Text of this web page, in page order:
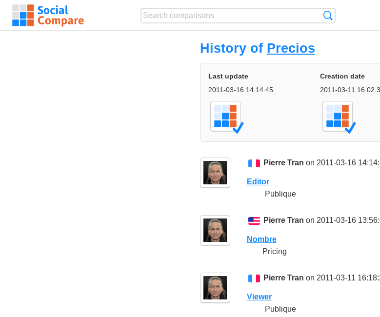
History of Precios
Last update
2011-03-16 14:14:45
Creation date
2011-03-11
Pierre Tran on 2011-03-16
Editor
Publique
Pierre Tran on 2011-03-16
Nombre
Pricing
Pierre Tran on 2011-03-11
Viewer
Publique